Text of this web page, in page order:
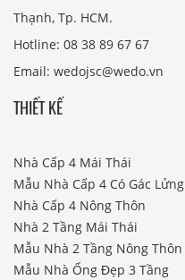
Thạnh, Tp. HCM.
Hotline: 08 38 89 67 67
Email: wedojsc@wedo.vn
THIẾT KẾ
Nhà Cấp 4 Mái Thái
Mẫu Nhà Cấp 4 Có Gác Lửng
Nhà Cấp 4 Nông Thôn
Nhà 2 Tầng Mái Thái
Mẫu Nhà 2 Tầng Nông Thôn
Mẫu Nhà Ống Đẹp 3 Tầng